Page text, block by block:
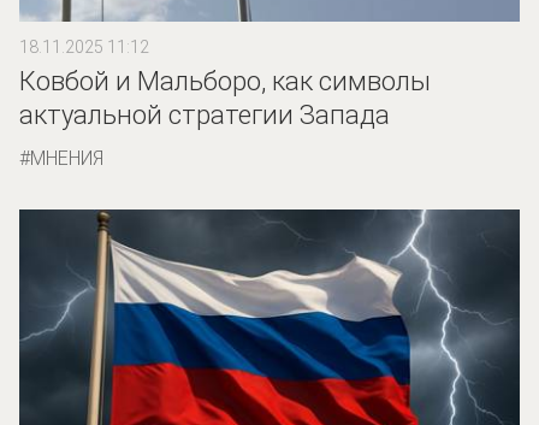
18.11.2025 11:12
Ковбой и Мальборо, как символы
актуальной стратегии Запада
МНЕНИЯ